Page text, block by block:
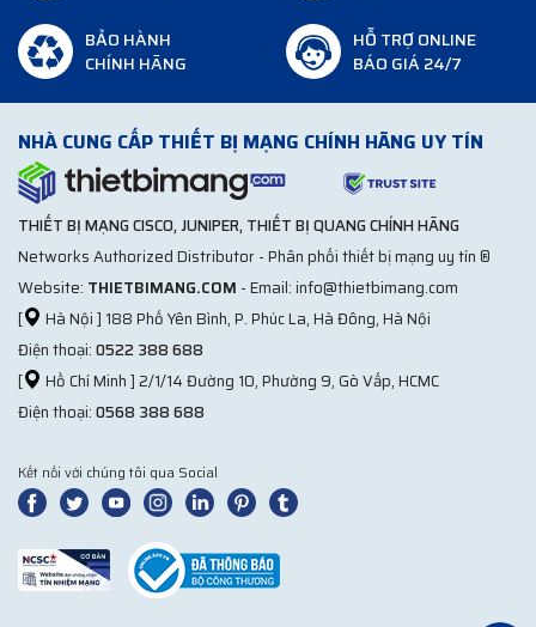
BẢO HÀNH
CHÍNH HÃNG
HỖ TRỢ ONLINE
BÁO GIÁ 24/7
NHÀ CUNG CẤP THIẾT BỊ MẠNG CHÍNH HÃNG UY TÍN
THIẾT BỊ MẠNG CISCO, JUNIPER, THIẾT BỊ QUANG CHÍNH HÃNG
Networks Authorized Distributor - Phân phối thiết bị mạng uy tín ®
Website: THIETBIMANG.COM - Email: info@thietbimang.com
[
Hà Nội ] 188 Phố Yên Bình, P. Phúc La, Hà Đông, Hà Nội
Điện thoại:0522 388 688
[
Hồ Chí Minh ] 2/1/14 Đường 10, Phường 9, Gò Vấp, HCMC
Điện thoại:0568 388 688
Kết nối với chúng tôi qua Social